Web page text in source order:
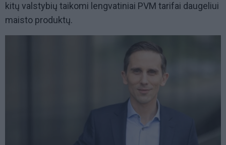
kitų valstybių taikomi lengvatiniai PVM tarifai daugeliui
maisto produktų.